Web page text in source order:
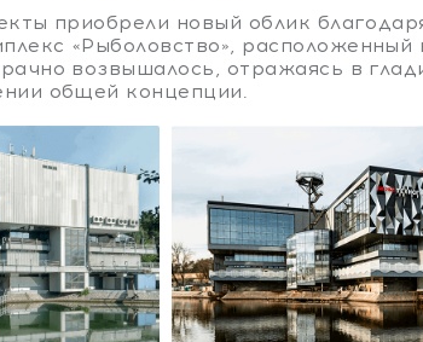
приобрели новый облик
«Рыболовство»,
возвышалось, отражаясь в
общей концепции.